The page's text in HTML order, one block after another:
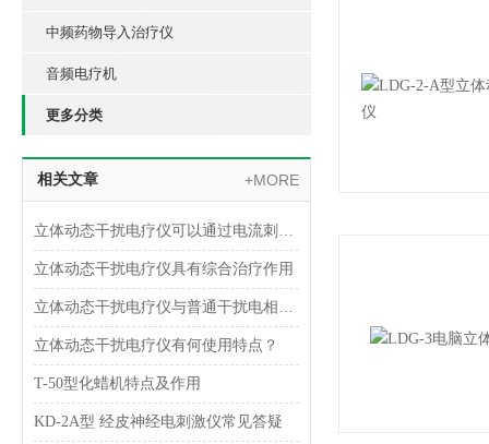
中频药物导入治疗仪
音频电疗机
更多分类
相关文章 +MORE
立体动态干扰电疗仪可以通过电流刺激人体的神经和肌肉组织来治疗不同的疾病和疼痛
立体动态干扰电疗仪具有综合治疗作用
立体动态干扰电疗仪与普通干扰电相比更安全可靠
立体动态干扰电疗仪有何使用特点？
T-50型化蜡机特点及作用
KD-2A型 经皮神经电刺激仪常见答疑